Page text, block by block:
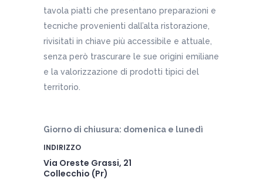
tavola piatti che presentano preparazioni e
tecniche provenienti dall’alta ristorazione,
rivisitati in chiave più accessibile e attuale,
senza però trascurare le sue origini emiliane
e la valorizzazione di prodotti tipici del
territorio.
Giorno di chiusura: domenica e lunedì
INDIRIZZO
Via Oreste Grassi, 21
Collecchio (Pr)